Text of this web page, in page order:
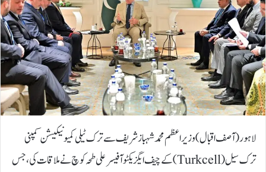
لاہور(آصف اقبال) وزیراعظم محمد شہباز شریف سے ترک ٹیلی کمیونیکیشن کمپنی
ترک سیل (Turkcell) کے چیف ایگزیکٹو آفیسر علی طحہ کوچ نے ملاقات کی، جس